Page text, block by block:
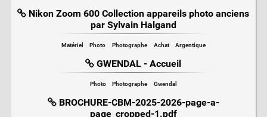
Nikon Zoom 600 Collection appareils photo anciens
par Sylvain Halgand
Matériel Photo Photographe Achat Argentique
GWENDAL - Accueil
Photo Photographe Gwendal
BROCHURE-CBM-2025-2026-page-a-
page_cropped-1.pdf